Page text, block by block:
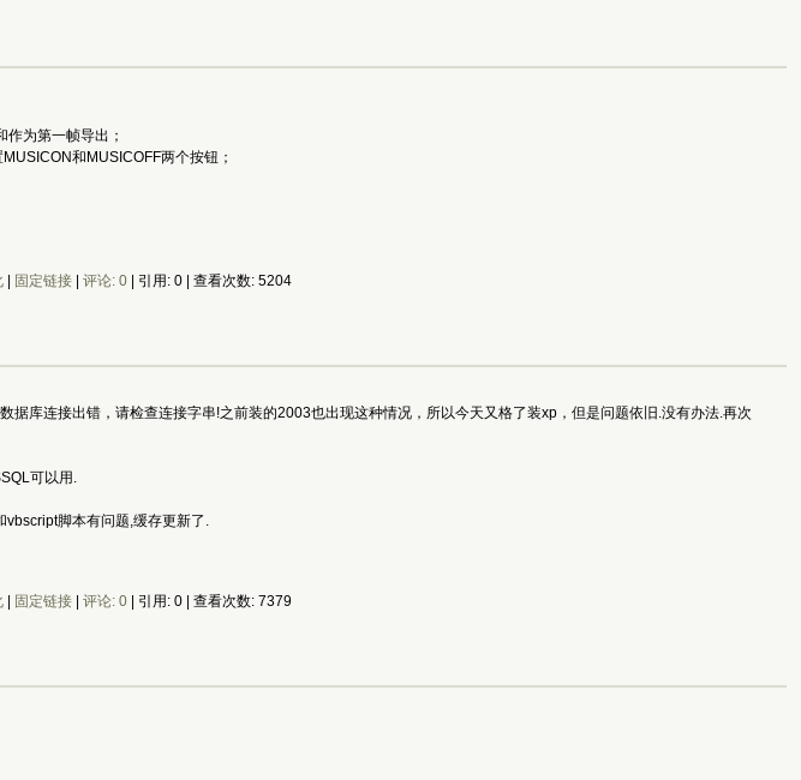
为第一帧导出；
和MUSICOFF两个按钮；
| 固定链接| 评论: 0| 引用: 0 | 查看次数: 5204
据库连接出错，请检查连接字串!之前装的2003也出现这种情况，所以今天又格了装xp，但是问题依旧.没有办法.再次
可以用.
vbscript脚本有问题,缓存更新了.
| 固定链接| 评论: 0| 引用: 0 | 查看次数: 7379